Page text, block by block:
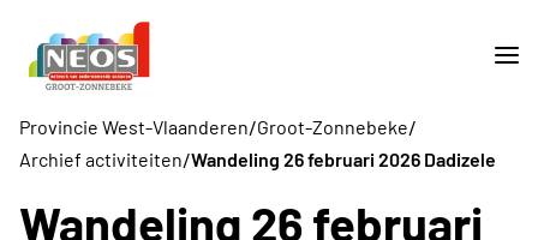
Provincie West-Vlaanderen/Groot-Zonnebeke/
Archief activiteiten/Wandeling 26 februari 2026 Dadizele
Wandeling 26 februari